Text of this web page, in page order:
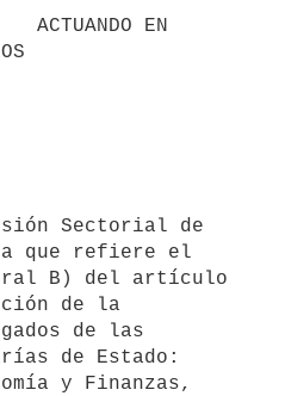
a que refiere el
B) del artículo
de la
de las
de Estado:
y Finanzas,